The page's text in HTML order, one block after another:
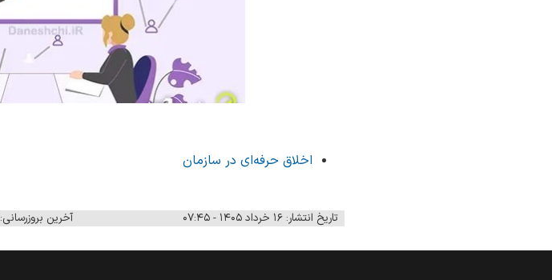
اخلاق حرفه‌ای در سازمان
تاریخ انتشار: ۱۶ خرداد ۱۴۰۵ - ۰۷:۴۵ آخرین بروزرسانی: ۱۶ خرداد ۱۴۰۵ - ۰۷:۴۵